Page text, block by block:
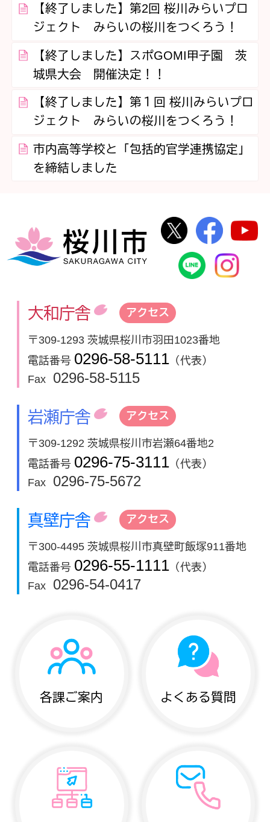
【終了しました】第2回 桜川みらいプロ
ジェクト みらいの桜川をつくろう！
【終了しました】スポGOMI甲子園 茨
城県大会 開催決定！！
【終了しました】第１回 桜川みらいプロ
ジェクト みらいの桜川をつくろう！
市内高等学校と「包括的官学連携協定」
を締結しました
桜川市
桜川市公式
桜川
桜川市公
大和庁舎 アクセス
〒309-1293 茨城県桜川市羽田1023番地
電話番号 0296-58-5111 （代表）
Fax
0296-58-5115
岩瀬庁舎 アクセス
〒309-1292 茨城県桜川市岩瀬64番地2
電話番号 0296-75-3111 （代表）
Fax
0296-75-5672
真壁庁舎 アクセス
〒300-4495 茨城県桜川市真壁町飯塚911番地
電話番号 0296-55-1111 （代表）
Fax
0296-54-0417
各課ご案内 よくある質問